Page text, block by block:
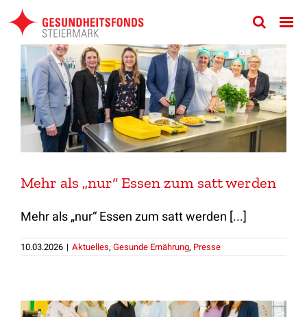
Zum
Inhalt
springen
Mehr als „nur“ Essen zum satt werden
Mehr als „nur“ Essen zum satt werden [...]
10.03.2026 | Aktuelles, Gesunde Ernährung, Presse